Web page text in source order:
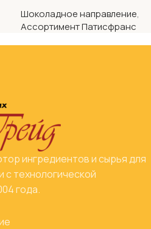
Шоколадное направление,
Ассортимент Патисфранс
ингредиентов и сырья для
технологической
года.